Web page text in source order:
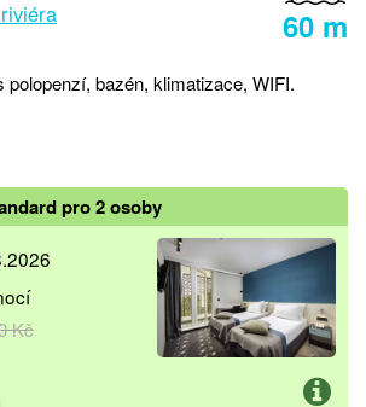
60 m
polopenzí, bazén, klimatizace, WIFI.
pro 2 osoby
Kč